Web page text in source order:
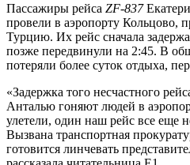
Пассажиры рейса ZF-837
провели в аэропорту Кольцово,
Турцию. Их рейс сначала
позже передвинули на 2:45. В
потеряли более суток отдыха,
«Задержка того несчастного
Анталью гоняют людей в
улетели, один наш рейс все еще
Вызвана транспортная
готовится линчевать